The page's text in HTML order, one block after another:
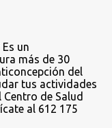
un
más de 30
del
tus actividades
de Salud
al 612 175